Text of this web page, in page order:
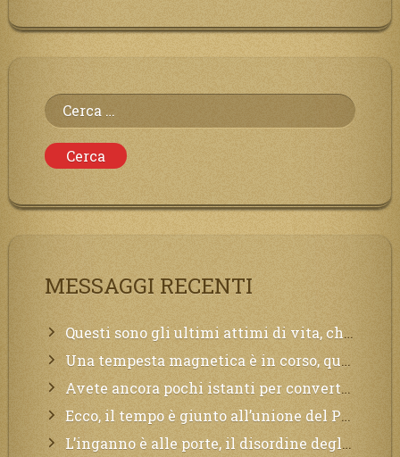
Ricerca
per:
MESSAGGI RECENTI
Questi sono gli ultimi attimi di vita, chi si vuole salvare Mi chiami in suo aiuto.
Una tempesta magnetica è in corso, questa generazione patirà. Il black out non tarderà ad arrivare e tutta la Terra sarà oscurata.
Avete ancora pochi istanti per convertirvi, non perdete tempo, la sciagura arriverà all’improvviso e per chi non si sarà preparato saranno dolori.
Ecco, il tempo è giunto all’unione del Padre con il figlio, non avete che da attendere pochissimo.
L’inganno è alle porte, il disordine degli ordinati urlerà perdono, ma sarà troppo tardi, il tradimento è stato grande!